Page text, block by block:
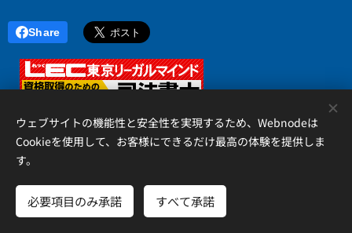
行ったら登
記の話がで
きず、司法
書士に行っ
たら税金が
い」ことで
す。
Share
アイリス国際司法書士・行政書士事務所、 香川県高松市錦町２丁
目１３番７号 松岡ビル２Ｆ 、087-873-2653
Cookie
ウェブサイトの機能性と安全性を実現するため、Webnodeは
Cookieを使用して、お客様にできるだけ最高の体験を提供しま
す。
必要項目のみ承諾 すべて承諾